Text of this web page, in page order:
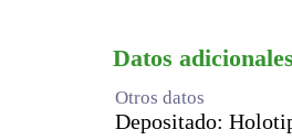
Datos
Otros datos
Depositado: